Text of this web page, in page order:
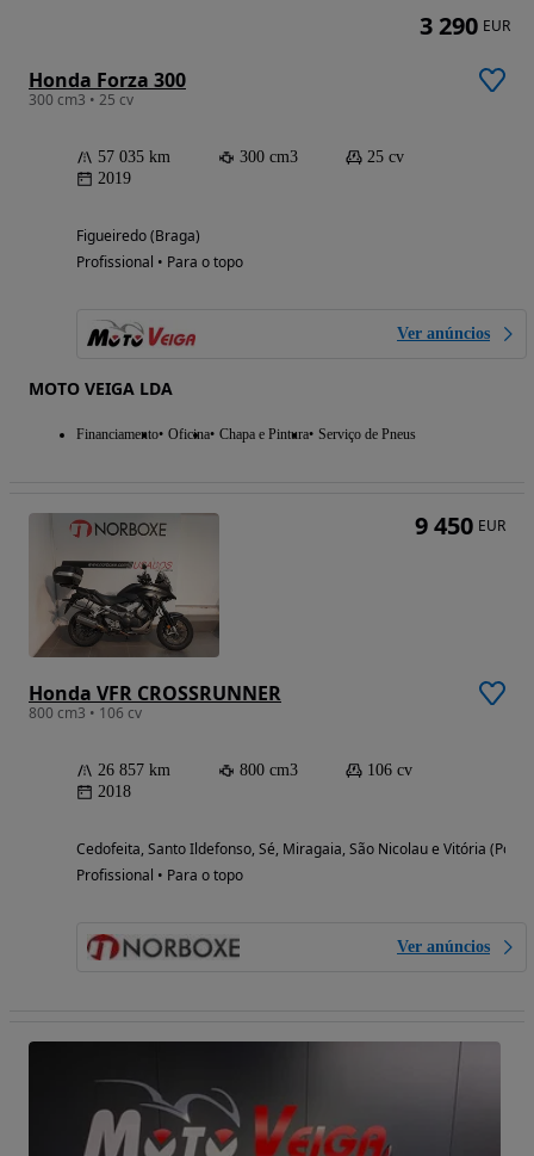
Honda Forza 300
300 cm3 • 25 cv
57 035 km 300 cm3
25 cv
2019
Figueiredo (Braga)
Profissional • Para o topo
Ver anúncios
MOTO VEIGA LDA
Financiamento Oficina Chapa e Pintura Serviço de Pneus
3 290 EUR
Honda VFR CROSSRUNNER
800 cm3 • 106 cv
26 857 km 800 cm3
106 cv
2018
Cedofeita, Santo Ildefonso, Sé, Miragaia, São Nicolau e Vitória (Porto)
Profissional • Para o topo
Ver anúncios
9 450 EUR